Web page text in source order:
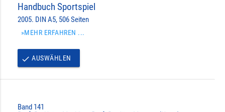
Handbuch Sportspiel
2005. DIN A5, 506 Seiten
»MEHR ERFAHREN ...
done AUSWÄHLEN
Band 141